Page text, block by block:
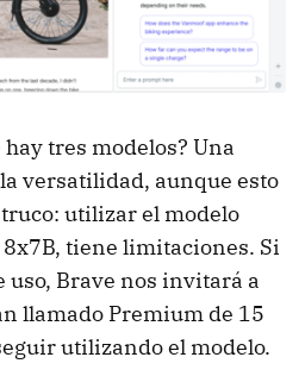
tres modelos? Una
versatilidad, aunque esto
utilizar el modelo
tiene limitaciones. Si
uso, Brave nos invitará a
llamado Premium de 15
utilizando el modelo.